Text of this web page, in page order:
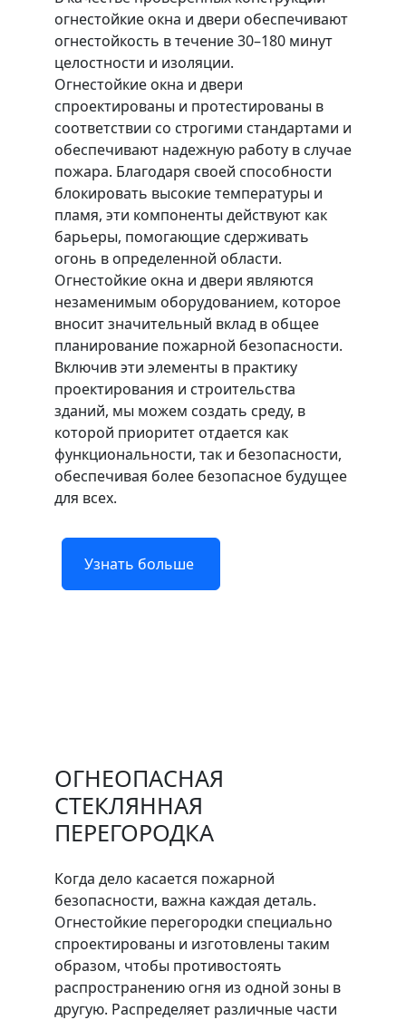
огнестойкие окна и двери обеспечивают
огнестойкость в течение 30–180 минут
целостности и изоляции.
Огнестойкие окна и двери
спроектированы и протестированы в
соответствии со строгими стандартами и
обеспечивают надежную работу в случае
пожара. Благодаря своей способности
блокировать высокие температуры и
пламя, эти компоненты действуют как
барьеры, помогающие сдерживать
огонь в определенной области.
Огнестойкие окна и двери являются
незаменимым оборудованием, которое
вносит значительный вклад в общее
планирование пожарной безопасности.
Включив эти элементы в практику
проектирования и строительства
зданий, мы можем создать среду, в
которой приоритет отдается как
функциональности, так и безопасности,
обеспечивая более безопасное будущее
для всех.
Узнать больше
ОГНЕОПАСНАЯ
СТЕКЛЯННАЯ
ПЕРЕГОРОДКА
Когда дело касается пожарной
безопасности, важна каждая деталь.
Огнестойкие перегородки специально
спроектированы и изготовлены таким
образом, чтобы противостоять
распространению огня из одной зоны в
другую. Распределяет различные части